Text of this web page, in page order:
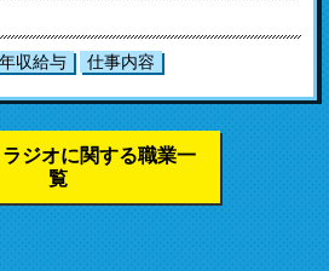
年収給与 仕事内容
ジオに関する職業一
覧